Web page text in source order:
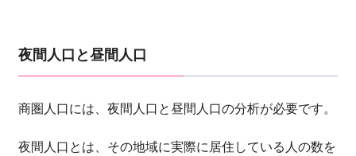
夜間人口と昼間人口
商圏人口には、夜間人口と昼間人口の分析が必要です。
夜間人口とは、その地域に実際に居住している人の数を